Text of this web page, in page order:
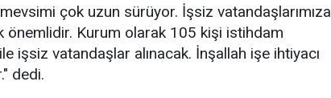
çok uzun sürüyor. İşsiz vatandaşlarımıza
Kurum olarak 105 kişi istihdam
işsiz vatandaşlar alınacak. İnşallah işe ihtiyacı
dedi.